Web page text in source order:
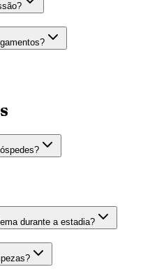
durante a estadia?